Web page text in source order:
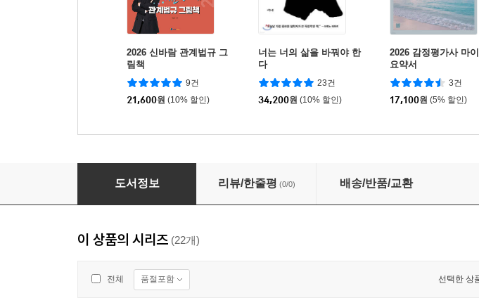
2026 신바람 관계법규 그
림책
9건
21,600원 (10% 할인)
너는 너의 삶을 바꿔야 한
다
23건
34,200원 (10% 할인)
2026 감정평가사 마
요약서
3건
17,100원 (5% 할인)
2026 박문각 감정평가사 1차 도승하 감정평가관계법규 문제집
도서정보 리뷰/한줄평 (0/0) 배송/반품/교환
이 상품의 시리즈 (22개)
전체 품절포함 선택한 상